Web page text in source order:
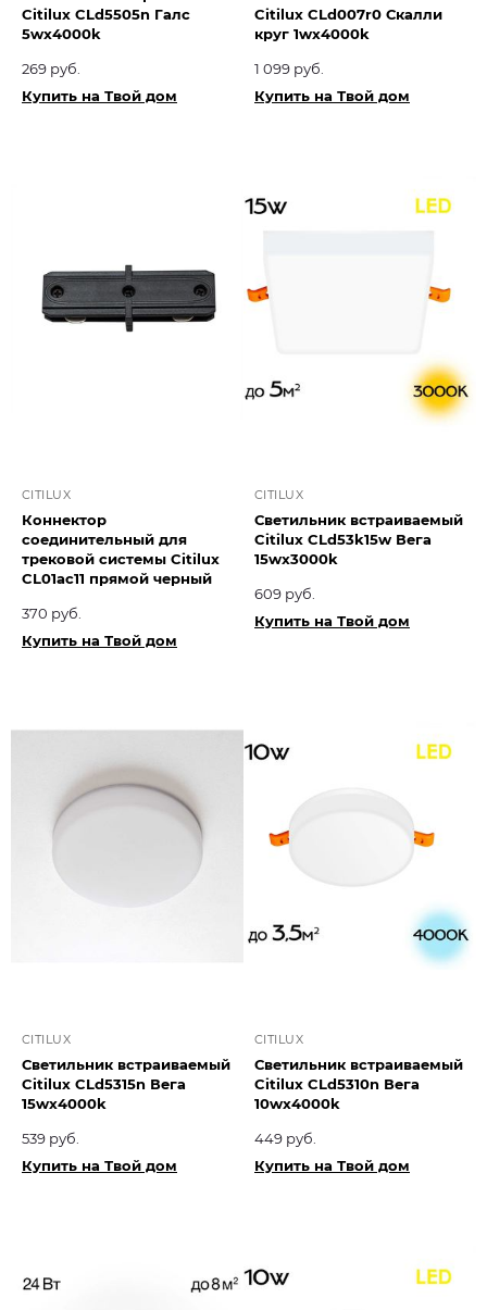
Citilux CLd5505n Галс
5wx4000k
269 руб.
Купить на Твой дом
Citilux CLd007r0 Скалли
круг 1wх4000k
1 099 руб.
Купить на Твой дом
CITILUX
Коннектор
соединительный для
трековой системы Citilux
CL01ac11 прямой черный
370 руб.
Купить на Твой дом
CITILUX
Светильник встраиваемый
Citilux CLd53k15w Вега
15wx3000k
609 руб.
Купить на Твой дом
CITILUX
Светильник встраиваемый
Citilux CLd5315n Вега
15wx4000k
539 руб.
Купить на Твой дом
CITILUX
Светильник встраиваемый
Citilux CLd5310n Вега
10wx4000k
449 руб.
Купить на Твой дом